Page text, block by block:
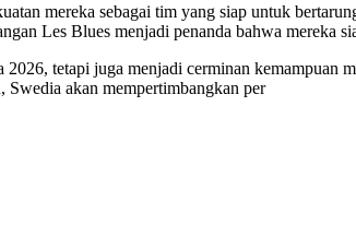
mereka sebagai tim yang siap untuk
Les Blues menjadi penanda bahwa mereka
tetapi juga menjadi cerminan kemampuan
Swedia akan mempertimbangkan per